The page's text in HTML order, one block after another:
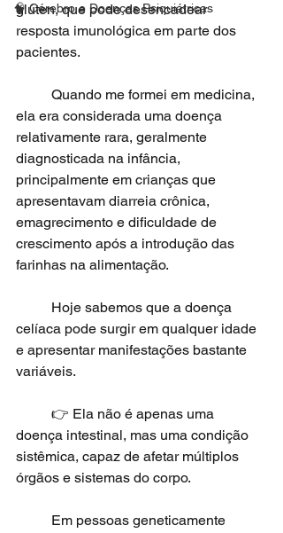
🧠 Cérebro e Doenças Psiquiátricas
glúten, que pode desencadear
resposta imunológica em parte dos
pacientes.
ela era considerada uma doença
relativamente rara, geralmente
diagnosticada na infância,
principalmente em crianças que
apresentavam diarreia crônica,
emagrecimento e dificuldade de
crescimento após a introdução das
farinhas na alimentação.
celíaca pode surgir em qualquer idade
e apresentar manifestações bastante
variáveis.
doença intestinal, mas uma condição
sistêmica, capaz de afetar múltiplos
órgãos e sistemas do corpo.